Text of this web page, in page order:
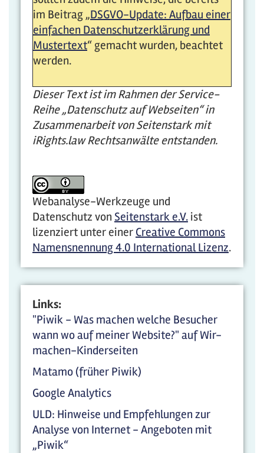
im Beitrag „DSGVO-Update: Aufbau einer
einfachen Datenschutzerklärung und
Mustertext“ gemacht wurden, beachtet
werden.
Dieser Text ist im Rahmen der Service-
Reihe „Datenschutz auf Webseiten“ in
Zusammenarbeit von Seitenstark mit
iRights.law Rechtsanwälte entstanden.
Webanalyse-Werkzeuge und
Datenschutz von Seitenstark e.V. ist
lizenziert unter einer Creative Commons
Namensnennung 4.0 International Lizenz.
Links:
"Piwik - Was machen welche Besucher
wann wo auf meiner Website?" auf Wir-
machen-Kinderseiten
Matamo (früher Piwik)
Google Analytics
ULD: Hinweise und Empfehlungen zur
Analyse von Internet - Angeboten mit
„Piwik“